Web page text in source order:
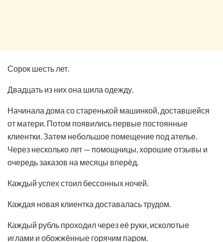
Сорок шесть лет.
Двадцать из них она шила одежду.
Начинала дома со старенькой машинкой, доставшейся
от матери. Потом появились первые постоянные
клиентки. Затем небольшое помещение под ателье.
Через несколько лет — помощницы, хорошие отзывы и
очередь заказов на месяцы вперёд.
Каждый успех стоил бессонных ночей.
Каждая новая клиентка доставалась трудом.
Каждый рубль проходил через её руки, исколотые
иглами и обожжённые горячим паром.